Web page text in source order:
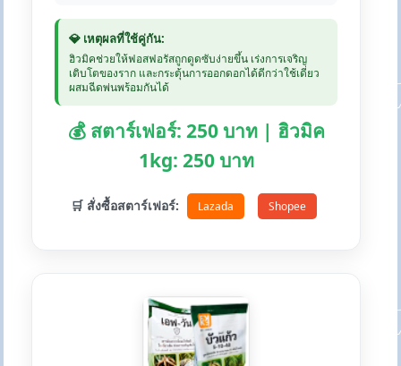
💎 เหตุผลที่ใช้คู่กัน:
ฮิวมิคช่วยให้ฟอสฟอรัสถูกดูดซับง่ายขึ้น เร่งการเจริญ
เติบโตของราก และกระตุ้นการออกดอกได้ดีกว่าใช้เดี่ยว
ผสมฉีดพ่นพร้อมกันได้
💰 สตาร์เฟอร์: 250 บาท | ฮิวมิค
1kg: 250 บาท
🛒 สั่งซื้อสตาร์เฟอร์: Lazada Shopee